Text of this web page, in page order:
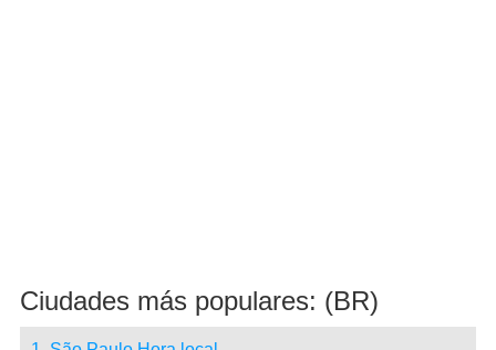
Ciudades más populares: (BR)